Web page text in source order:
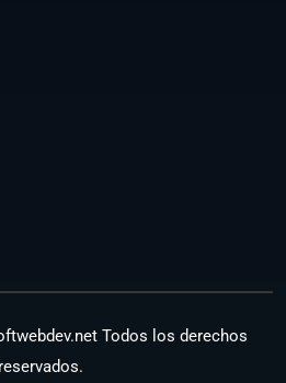
Todos los derechos
reservados.